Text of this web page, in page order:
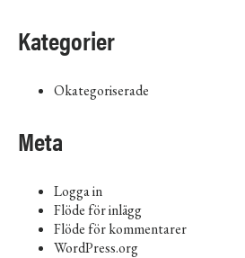
Kategorier
Okategoriserade
Meta
Logga in
Flöde för inlägg
Flöde för kommentarer
WordPress.org